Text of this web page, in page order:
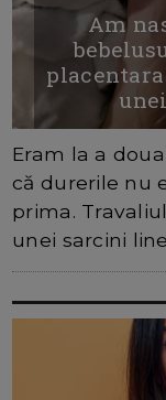
Am
Eram la a
că durerile nu
prima.
unei sarcini line